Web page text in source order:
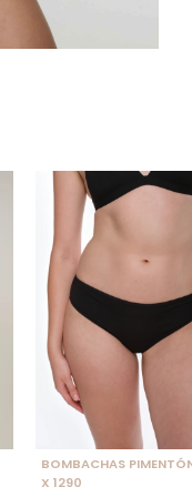
SELECCIONAR TALLE
BOMBACHAS
X 1290